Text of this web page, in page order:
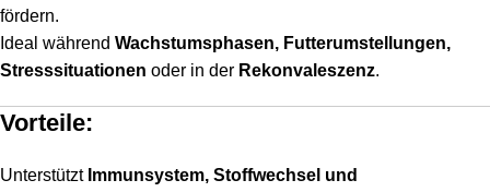
fördern.
Ideal während Wachstumsphasen, Futterumstellungen,
Stresssituationen oder in der Rekonvaleszenz.
Vorteile:
Unterstützt Immunsystem, Stoffwechsel und